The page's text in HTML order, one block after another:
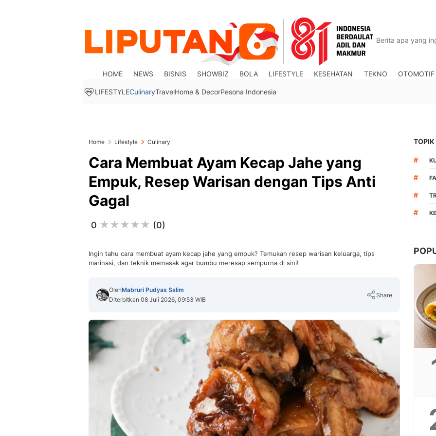
HOME NEWS BISNIS SHOWBIZ BOLA LIFESTYLE KESEHATAN TEKNO OTOMOTIF
LIFESTYLECulinaryTravelHome & DecorPesona Indonesia
Home Lifestyle Culinary
Cara Membuat Ayam Kecap Jahe yang
Empuk, Resep Warisan dengan Tips Anti
Gagal
0 (0)
Ingin tahu cara membuat ayam kecap jahe yang empuk? Temukan resep warisan keluarga, tips
marinasi, dan teknik memasak agar bumbu meresap sempurna di sini!
OlehMabruri Pudyas Salim
Diterbitkan 08 Juli 2026, 09:53 WIB
Share
Copy Link
TOPIK
#
#
#
#